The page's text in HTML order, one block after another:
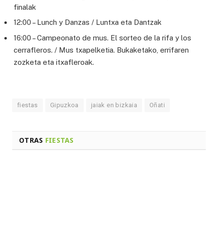
finalak
12:00 – Lunch y Danzas / Luntxa eta Dantzak
16:00 – Campeonato de mus. El sorteo de la rifa y los
cerrafleros. / Mus txapelketia. Bukaketako, errifaren
zozketa eta itxafleroak.
fiestas Gipuzkoa jaiak en bizkaia Oñati
OTRAS FIESTAS